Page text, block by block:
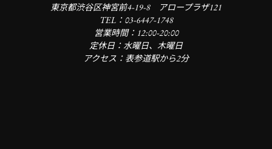
東京都渋谷区神宮前4-19-8 アロープラザ121
TEL：03-6447-1748
営業時間：12:00-20:00
定休日：水曜日、木曜日
アクセス：表参道駅から2分